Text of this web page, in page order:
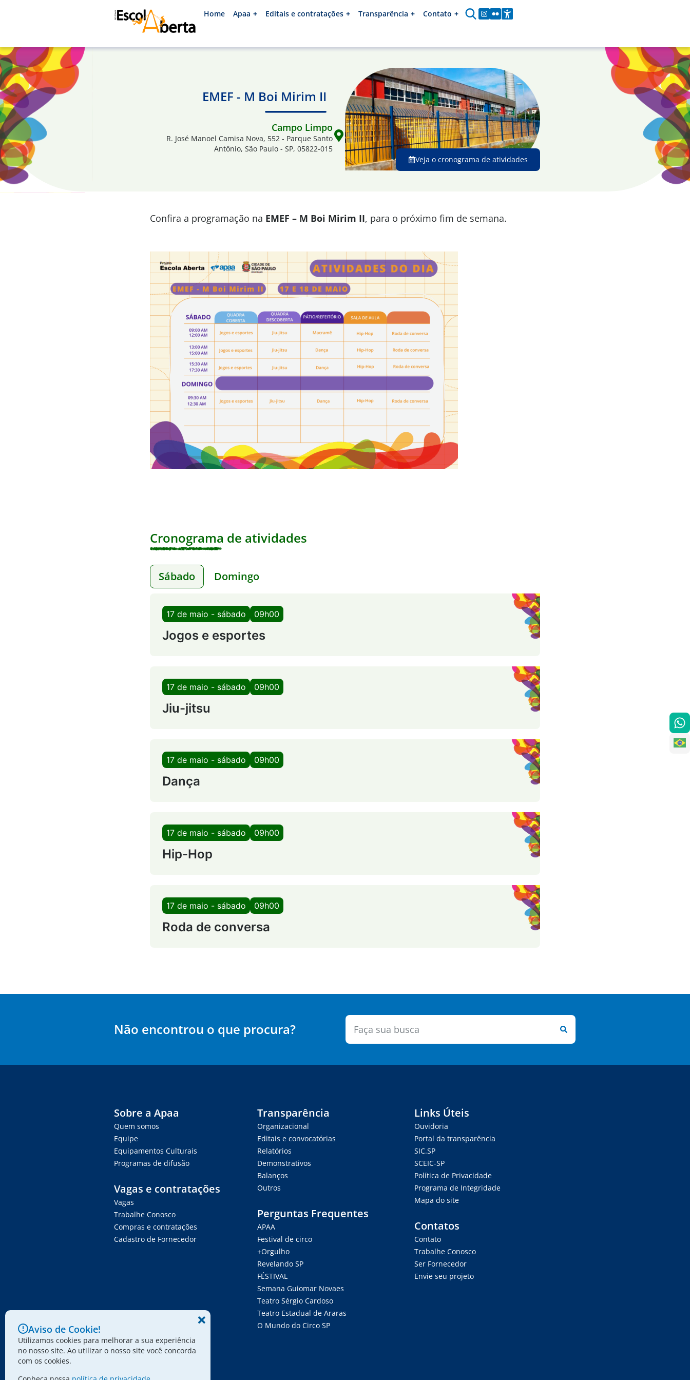
Home Apaa Editais e contratações Transparência Contato
EMEF - M Boi Mirim II
Campo Limpo
R. José Manoel Camisa Nova, 552 - Parque Santo
Antônio, São Paulo - SP, 05822-015
Veja o cronograma de atividades
Confira a programação na EMEF – M Boi Mirim II, para o próximo fim de semana.
Cronograma de atividades
Sábado Domingo
17 de maio - sábado 09h00
Jogos e esportes
17 de maio - sábado 09h00
Jiu-jitsu
17 de maio - sábado 09h00
Dança
17 de maio - sábado 09h00
Hip-Hop
17 de maio - sábado 09h00
Roda de conversa
Não encontrou o que procura?
Sobre a Apaa
Quem somos
Equipe
Equipamentos Culturais
Programas de difusão
Vagas e contratações
Vagas
Trabalhe Conosco
Compras e contratações
Cadastro de Fornecedor
Transparência
Organizacional
Editais e convocatórias
Relatórios
Demonstrativos
Balanços
Outros
Perguntas Frequentes
APAA
Festival de circo
+Orgulho
Revelando SP
FÉSTIVAL
Semana Guiomar Novaes
Teatro Sérgio Cardoso
Teatro Estadual de Araras
O Mundo do Circo SP
Links Úteis
Ouvidoria
Portal da transparência
SIC.SP
SCEIC-SP
Política de Privacidade
Programa de Integridade
Mapa do site
Contatos
Contato
Trabalhe Conosco
Ser Fornecedor
Envie seu projeto
Aviso de Cookie!
Utilizamos cookies para melhorar a sua experiência
no nosso site. Ao utilizar o nosso site você concorda
com os cookies.